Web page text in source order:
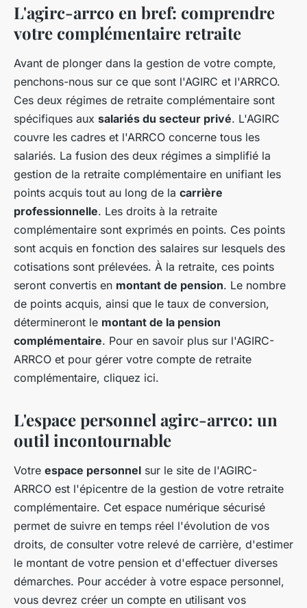
L'agirc-arrco en bref: comprendre
votre complémentaire retraite
Avant de plonger dans la gestion de votre compte,
penchons-nous sur ce que sont l'AGIRC et l'ARRCO.
Ces deux régimes de retraite complémentaire sont
spécifiques aux salariés du secteur privé. L'AGIRC
couvre les cadres et l'ARRCO concerne tous les
salariés. La fusion des deux régimes a simplifié la
gestion de la retraite complémentaire en unifiant les
points acquis tout au long de la carrière
professionnelle. Les droits à la retraite
complémentaire sont exprimés en points. Ces points
sont acquis en fonction des salaires sur lesquels des
cotisations sont prélevées. À la retraite, ces points
seront convertis en montant de pension. Le nombre
de points acquis, ainsi que le taux de conversion,
détermineront le montant de la pension
complémentaire. Pour en savoir plus sur l'AGIRC-
ARRCO et pour gérer votre compte de retraite
complémentaire, cliquez ici.
L'espace personnel agirc-arrco: un
outil incontournable
Votre espace personnel sur le site de l'AGIRC-
ARRCO est l'épicentre de la gestion de votre retraite
complémentaire. Cet espace numérique sécurisé
permet de suivre en temps réel l'évolution de vos
droits, de consulter votre relevé de carrière, d'estimer
le montant de votre pension et d'effectuer diverses
démarches. Pour accéder à votre espace personnel,
vous devrez créer un compte en utilisant vos